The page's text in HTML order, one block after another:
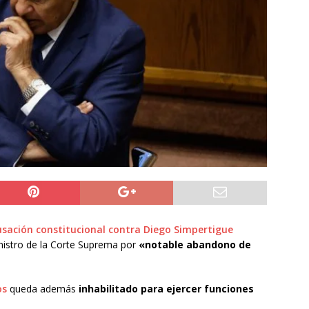
POLICIAL
León XIV viajará a Uruguay, Argentina y Perú del 6 al 17 de
Jofré oficia a la SCJ para fiscalizar el impacto fiscal en la
Tarapacá
DEPORTES
constitucional contra Diego Simpertigue
de la Corte Suprema por «notable abandono de
queda además inhabilitado para ejercer funciones